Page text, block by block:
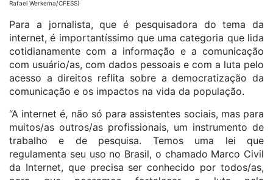
Rafael Werkema/CFESS)
Para a jornalista, que é pesquisadora do tema da
internet, é importantíssimo que uma categoria que lida
cotidianamente com a informação e a comunicação
com usuário/as, com dados pessoais e com a luta pelo
acesso a direitos reflita sobre a democratização da
comunicação e os impactos na vida da população.
“A internet é, não só para assistentes sociais, mas para
muitos/as outros/as profissionais, um instrumento de
trabalho e de pesquisa. Temos uma lei que
regulamenta seu uso no Brasil, o chamado Marco Civil
da Internet, que precisa ser conhecido por todos/as,